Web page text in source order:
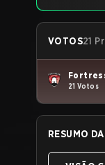
VOTOS21
21 Votos
RESUMO